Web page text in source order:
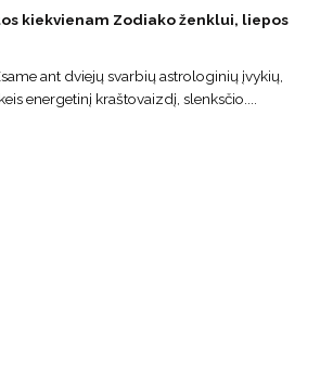
kiekvienam Zodiako ženklui, liepos
ant dviejų svarbių astrologinių įvykių,
energetinį kraštovaizdį, slenksčio....